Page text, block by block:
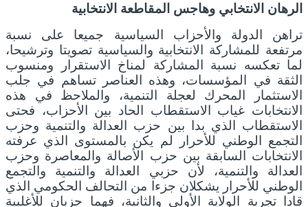
الرهان الانتخابي وهاجس المقاطعة الانتخابية
تراهن الدولة والأحزاب السياسية جميعا على نسبة
مرتفعة للمشاركة الانتخابية والسياسية تصويتا وترشيحا،
لما تعكسه نسبة المشاركة لمناخ الاستقرار ومنسوب
الثقة في المؤسسات، وهذه العناصر تساهم في جلب
الاستثمار المحرك لعجلة التنمية، والملاحظ في هذه
الانتخابات غياب الاستقطاب الحاد بين الأحزاب، فحتى
الاستقطاب الذي بدا بين حزب العدالة والتنمية وحزب
التجمع الوطني للأحرار لم يكن بالمستوى الذي عرفته
الانتخابات السابقة بين حزب الأصالة والمعاصرة وحزب
العدالة والتنمية، لأن حزبي العدالة والتنمية والتجمع
الوطني للأحرار يشكلان جزءا من التحالف الحكومي الذي
قادا تجربة الولاية الأولى والثانية، فهما حزبان للأغلبية